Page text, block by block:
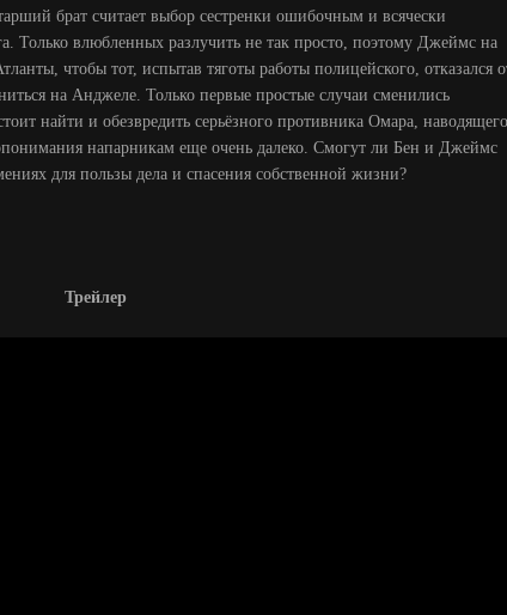
брат считает выбор сестренки ошибочным и всячески
Только влюбленных разлучить не так просто, поэтому Джеймс на
чтобы тот, испытав тяготы работы полицейского, отказался
на Анджеле. Только первые простые случаи сменились
найти и обезвредить серьёзного противника Омара, наводящего
напарникам еще очень далеко. Смогут ли Бен и Джеймс
для пользы дела и спасения собственной жизни?
Трейлер